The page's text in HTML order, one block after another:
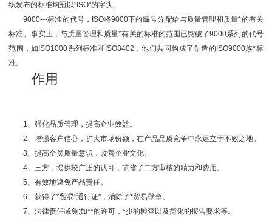
织发布的标准均冠以"ISO"的字头。
9000---标准的代号，ISO将9000下的编号分配给与质量管理和质量*的有关
标准。事实上，与质量管理和质量*有关的标准的范围已突破了9000系列的代号
范围，如ISO1000系列标准和ISO8402，他们共同构成了创造的ISO9000族*标
准。
作用
1、强化品质管理，提高企业效益。
2、增强客户信心，扩大市场份额，在产品品质竞争中永远立于不败之地。
3、提高全员质量意识，改善企业文化。
4、三方，提供较广泛的认可，节省了二方审核的精力和费用。
5、有效地避免产品责任。
6、获得了*贸易"通行证"，消除了*贸易壁垒。
7、法律责任减免:如**的许可，*少的检查以及简化的报告要求等。